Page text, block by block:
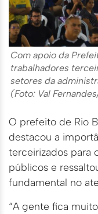
Com apoio da
trabalhadores
setores da
(Foto: Val
O prefeito de Rio
destacou a
terceirizados para
públicos e
fundamental no
“A gente fica